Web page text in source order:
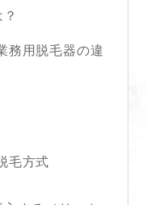
務用脱毛器の違
毛方式